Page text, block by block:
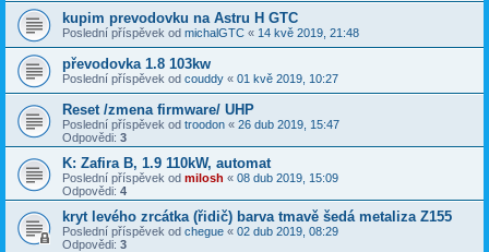
kupim prevodovku na Astru H GTC
Poslední příspěvek od michalGTC « 14 kvě 2019, 21:48
převodovka 1.8 103kw
Poslední příspěvek od couddy « 01 kvě 2019, 10:27
Reset /zmena firmware/ UHP
Poslední příspěvek od troodon « 26 dub 2019, 15:47
Odpovědi: 3
K: Zafira B, 1.9 110kW, automat
Poslední příspěvek od milosh « 08 dub 2019, 15:09
Odpovědi: 4
kryt levého zrcátka (řidič) barva tmavě šedá metaliza Z155
Poslední příspěvek od chegue « 02 dub 2019, 08:29
Odpovědi: 3